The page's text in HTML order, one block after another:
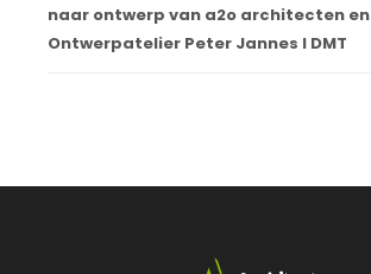
naar ontwerp van a2o architecten en
Ontwerpatelier Peter Jannes I DMT